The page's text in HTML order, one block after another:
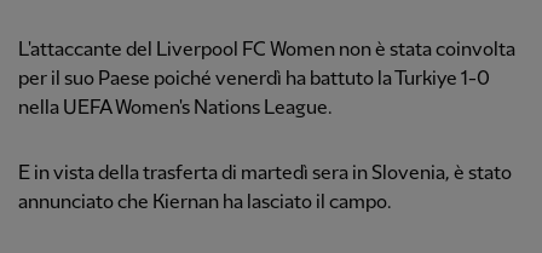
L'attaccante del Liverpool FC Women non è stata coinvolta
per il suo Paese poiché venerdì ha battuto la Turkiye 1-0
nella UEFA Women's Nations League.
E in vista della trasferta di martedì sera in Slovenia, è stato
annunciato che Kiernan ha lasciato il campo.